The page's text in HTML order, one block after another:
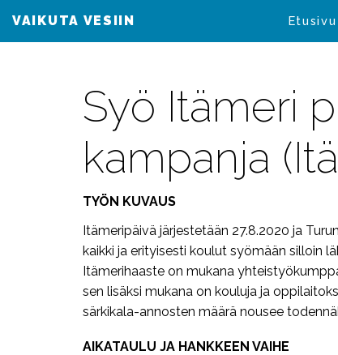
VAIKUTA VESIIN Etusivu
Syö Itämeri
kampanja
TYÖN KUVAUS
Itämeripäivä järjestetään 27.8.2020 ja
kaikki ja erityisesti koulut syömään silloin
Itämerihaaste on mukana
sen lisäksi mukana on kouluja ja
särkikala-annosten määrä nousee
AIKATAULU JA HANKKEEN VAIHE